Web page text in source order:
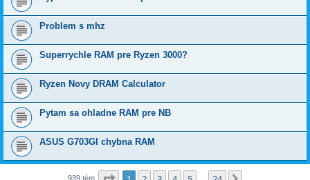
Problem s mhz
Superrychle RAM pre Ryzen 3000?
Ryzen Novy DRAM Calculator
Pytam sa ohladne RAM pre NB
ASUS G703GI chybna RAM
939 tém